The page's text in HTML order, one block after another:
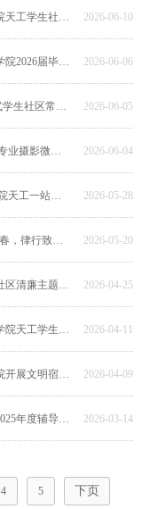
清风润社区 红心筑青春 心灵向阳光 —— 设计学院天工学生社区文化节圆满举办 2026-06-10
萱庭逐光，勇赴新章——海南科技职业大学设计学院2026届毕业典礼圆满举行 2026-06-06
精准赋能促就业 暖心指导助启航 —— 天工一站式学生社区常态化开展求职就业指导帮扶活动 2026-06-05
光影筑梦 技艺同行｜设计学院携手佳能成功举办专业摄影微课堂 2026-06-04
深耕社区育人阵地 夯实安全防护本领——设计学院天工一站式学生社区开展安全实操专项培训 2026-05-28
海南科技职业大学设计学院天工学生社区“思辨青春，律行致远”主题辩论赛成功举办 2026-05-20
翰墨扬清风，设计润初心——设计学院天工学生社区清廉主题海报创作大赛圆满落幕 2026-04-25
共建健康天工社区・共享文明健康校园——设计学院天工学生社区开展爱国卫生月志愿活动 2026-04-11
文明新风建温馨家园｜海南科技职业大学设计学院开展文明宿舍专项检查与评选 2026-04-09
以评促建强素养，以述促干担使命设计学院召开2025年度辅导员工作述职报告会 2026-03-14
4 5 下页